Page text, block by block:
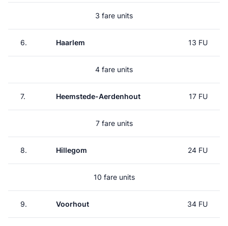
3 fare units
6. Haarlem 13 FU
4 fare units
7. Heemstede-Aerdenhout 17 FU
7 fare units
8. Hillegom 24 FU
10 fare units
9. Voorhout 34 FU